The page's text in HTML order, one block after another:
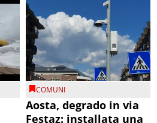
COMUNI
Aosta, degrado in via
Festaz: installata una